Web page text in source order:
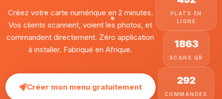
Créez votre carte numérique en 2 minutes.
Vos clients scannent, voient les photos, et
commandent directement. Zéro application
à installer. Fabriqué en Afrique.
Créer mon menu gratuitement
PLATS EN
LIGNE
1 863
SCANS QR
292
COMMANDES